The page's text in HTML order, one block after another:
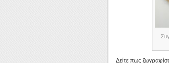
Δείτε πως